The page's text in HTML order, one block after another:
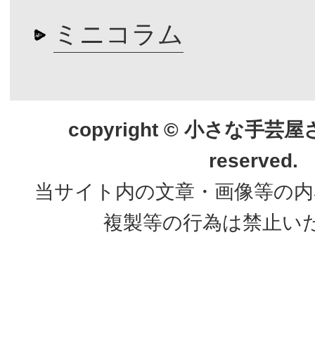
ミニコラム
copyright © 小さな手芸屋
reserved.
当サイト内の文章・画像等の
複製等の行為は禁止い